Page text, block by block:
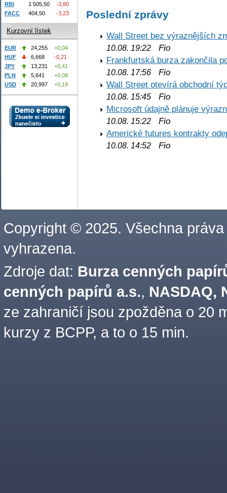
Poslední zprávy
Wall Street bez výraznějších
10.08. 19:22 Fio
Frankfurtská burza zakončila
10.08. 17:56 Fio
Wall Street otevírá obchodní
10.08. 15:45 Fio
Microsoft údajně plánuje
10.08. 15:22 Fio
Americké futures kontrakty
10.08. 14:52 Fio
RBI
1 505,50
-3,80
FACC
404,50 -3,23
Kurzovní lístek
EUR 24,255
+0,04
HUF
6,668
-0,21
JPY
13,231
+0,41
PLN
5,641
+0,08
USD
20,997 +0,19
Copyright © 2025. Všechna práva
vyhrazena.
Zdroje dat: Burza cenných
cenných papírů a.s., NASDAQ,
ze zahraničí jsou zpožděna o 20
kurzy z BCPP, a to o 15 min.